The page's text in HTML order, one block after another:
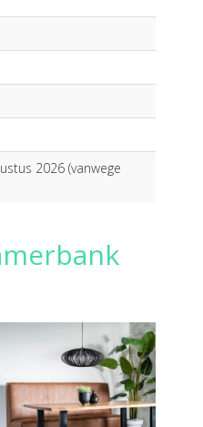
2026 (vanwege